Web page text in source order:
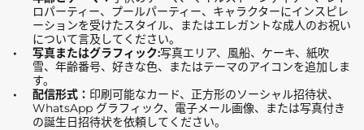
ロパーティー、プールパーティー、キャラクターにインスピレ
ーションを受けたスタイル、またはエレガントな成人のお祝い
について言及してください。
写真またはグラフィック:写真エリア、風船、ケーキ、紙吹
雪、年齢番号、好きな色、またはテーマのアイコンを追加しま
す。
配信形式： 印刷可能なカード、正方形のソーシャル招待状、
WhatsApp グラフィック、電子メール画像、または写真付き
の誕生日招待状を依頼してください。